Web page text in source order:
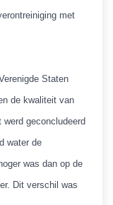
met
Staten
de kwaliteit van
geconcludeerd
water de
was dan op de
Dit verschil was